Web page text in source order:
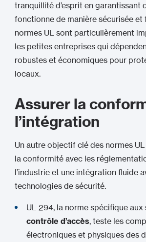
tranquillité d’esprit en garantissant
fonctionne de manière sécurisée et
normes UL sont particulièrement
les petites entreprises qui
robustes et économiques pour
locaux.
Assurer la
l’intégration
Un autre objectif clé des normes
la conformité avec les
l’industrie et une intégration fluide
technologies de sécurité.
UL 294, la norme spécifique aux
contrôle d’accès, teste les
électroniques et physiques des